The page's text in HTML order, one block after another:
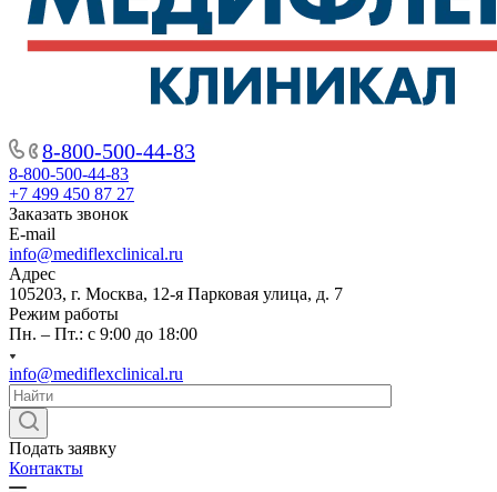
8-800-500-44-83
8-800-500-44-83
+7 499 450 87 27
Заказать звонок
E-mail
info@mediflexclinical.ru
Адрес
105203, г. Москва, 12-я Парковая улица, д. 7
Режим работы
Пн. – Пт.: с 9:00 до 18:00
info@mediflexclinical.ru
Подать заявку
Контакты